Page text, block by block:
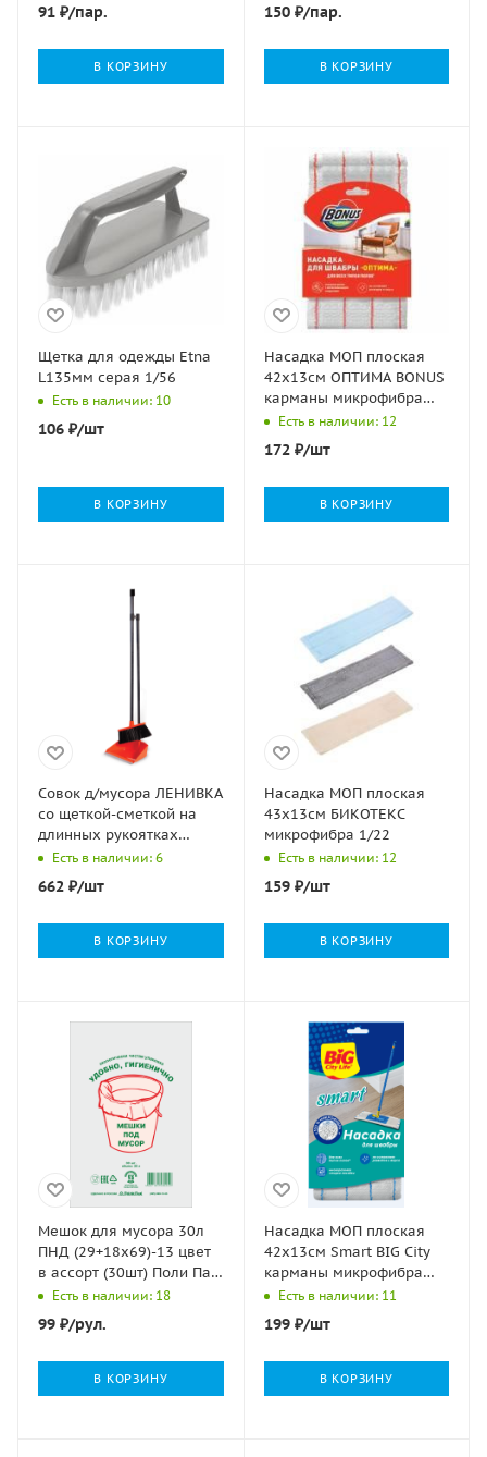
91 ₽/пар.
В КОРЗИНУ
150₽/пар.
В КОРЗИНУ
Щетка для одежды Etna
L135мм серая 1/56
Есть в наличии: 10
106 ₽/шт
В КОРЗИНУ
Насадка МОП плоская
42х13см ОПТИМА BONUS
карманы микрофибра
1/25Есть в наличии: 12
172₽/шт
В КОРЗИНУ
Совок д/мусора ЛЕНИВКА
со щеткой-сметкой на
длинных рукоятках
пластик IDEA М 5177
Есть в наличии: 6
662 ₽/шт
В КОРЗИНУ
Насадка МОП плоская
43х13см БИКОТЕКС
микрофибра 1/22
Есть в наличии: 12
159₽/шт
В КОРЗИНУ
Мешок для мусора 30л
ПНД (29+18х69)-13 цвет
в ассорт (30шт) Поли Пак
1/60Есть в наличии: 18
99 ₽/рул.
В КОРЗИНУ
Насадка МОП плоская
42х13см Smart BIG City
карманы микрофибра
1/30Есть в наличии: 11
199₽/шт
В КОРЗИНУ